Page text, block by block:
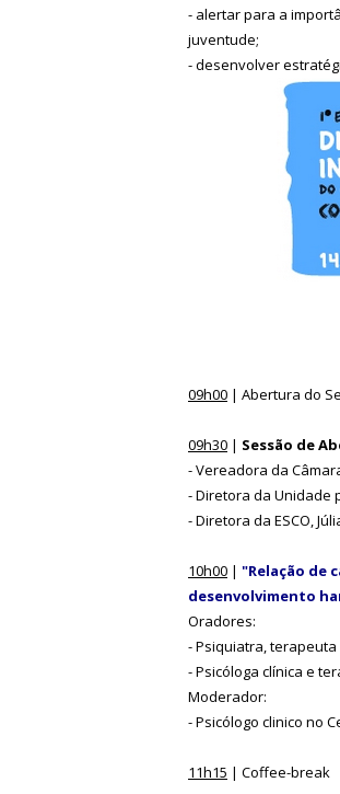
- alertar para a
juventude;
- desenvolver
09h00 | Abertura do
09h30 | Sessão de
- Vereadora da
- Diretora da Unidade
- Diretora da ESCO,
10h00 | "Relação de
desenvolvimento
Oradores:
- Psiquiatra,
- Psicóloga clínica e
Moderador:
- Psicólogo clinico no
11h15 | Coffee-break